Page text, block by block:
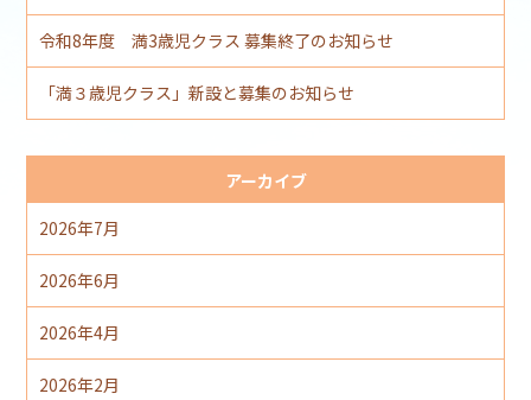
令和8年度 満3歳児クラス 募集終了のお知らせ
「満３歳児クラス」新設と募集のお知らせ
アーカイブ
2026年7月
2026年6月
2026年4月
2026年2月